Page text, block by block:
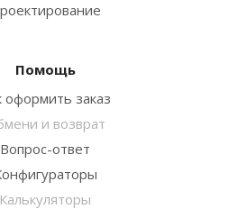
Помощь
оформить заказ
и возврат
Вопрос-ответ
Калькуляторы